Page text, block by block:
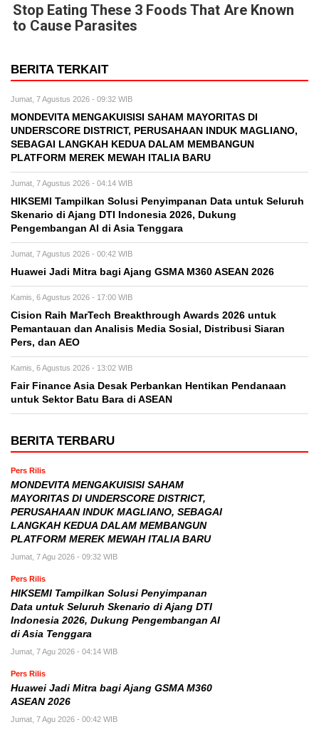
Stop Eating These 3 Foods That Are Known
to Cause Parasites
BERITA TERKAIT
Jumat, 7 Agustus 2026 - 09:32 WIB
MONDEVITA MENGAKUISISI SAHAM MAYORITAS DI
UNDERSCORE DISTRICT, PERUSAHAAN INDUK MAGLIANO,
SEBAGAI LANGKAH KEDUA DALAM MEMBANGUN
PLATFORM MEREK MEWAH ITALIA BARU
Jumat, 7 Agustus 2026 - 04:14 WIB
HIKSEMI Tampilkan Solusi Penyimpanan Data untuk Seluruh
Skenario di Ajang DTI Indonesia 2026, Dukung
Pengembangan AI di Asia Tenggara
Jumat, 7 Agustus 2026 - 00:42 WIB
Huawei Jadi Mitra bagi Ajang GSMA M360 ASEAN 2026
Kamis, 6 Agustus 2026 - 17:00 WIB
Cision Raih MarTech Breakthrough Awards 2026 untuk
Pemantauan dan Analisis Media Sosial, Distribusi Siaran
Pers, dan AEO
Kamis, 6 Agustus 2026 - 13:02 WIB
Fair Finance Asia Desak Perbankan Hentikan Pendanaan
untuk Sektor Batu Bara di ASEAN
BERITA TERBARU
Pers Rilis
MONDEVITA MENGAKUISISI SAHAM
MAYORITAS DI UNDERSCORE DISTRICT,
PERUSAHAAN INDUK MAGLIANO, SEBAGAI
LANGKAH KEDUA DALAM MEMBANGUN
PLATFORM MEREK MEWAH ITALIA BARU
Jumat, 7 Agu 2026 - 09:32 WIB
Pers Rilis
HIKSEMI Tampilkan Solusi Penyimpanan
Data untuk Seluruh Skenario di Ajang DTI
Indonesia 2026, Dukung Pengembangan AI
di Asia Tenggara
Jumat, 7 Agu 2026 - 04:14 WIB
Pers Rilis
Huawei Jadi Mitra bagi Ajang GSMA M360
ASEAN 2026
Jumat, 7 Agu 2026 - 00:42 WIB